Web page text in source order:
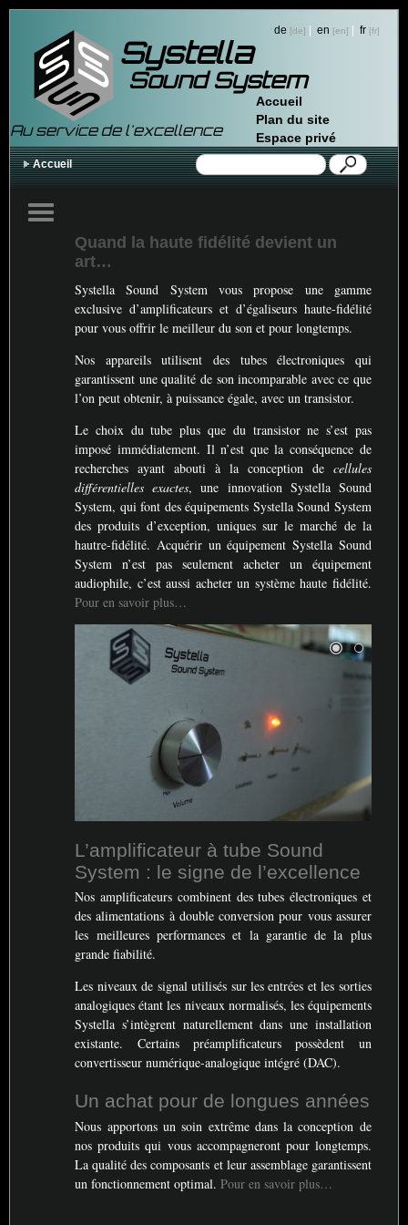
Systella
Au service de l'excellence
Sound System
de | en | fr
Accueil
Plan du site
Espace privé
Accueil
Quand la haute fidélité devient un
art…
Systella Sound System vous propose une gamme
exclusive d’amplificateurs et d’égaliseurs haute-fidélité
pour vous offrir le meilleur du son et pour longtemps.
Nos appareils utilisent des tubes électroniques qui
garantissent une qualité de son incomparable avec ce que
l’on peut obtenir, à puissance égale, avec un transistor.
Le choix du tube plus que du transistor ne s’est pas
imposé immédiatement. Il n’est que la conséquence de
recherches ayant abouti à la conception de cellules
différentielles exactes, une innovation Systella Sound
System, qui font des équipements Systella Sound System
des produits d’exception, uniques sur le marché de la
hautre-fidélité. Acquérir un équipement Systella Sound
System n’est pas seulement acheter un équipement
audiophile, c’est aussi acheter un système haute fidélité.
Pour en savoir plus…
L’amplificateur à tube Sound
System : le signe de l’excellence
Nos amplificateurs combinent des tubes électroniques et
des alimentations à double conversion pour vous assurer
les meilleures performances et la garantie de la plus
grande fiabilité.
Les niveaux de signal utilisés sur les entrées et les sorties
analogiques étant les niveaux normalisés, les équipements
Systella s’intègrent naturellement dans une installation
existante. Certains préamplificateurs possèdent un
convertisseur numérique-analogique intégré (DAC).
Un achat pour de longues années
Nous apportons un soin extrême dans la conception de
nos produits qui vous accompagneront pour longtemps.
La qualité des composants et leur assemblage garantissent
un fonctionnement optimal.Pour en savoir plus…